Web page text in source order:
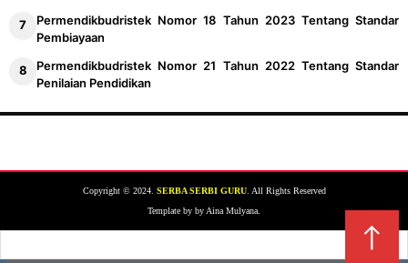
Permendikbudristek Nomor 18 Tahun 2023 Tentang Standar
Pembiayaan
Permendikbudristek Nomor 21 Tahun 2022 Tentang Standar
Penilaian Pendidikan
Copyright © 2024. SERBA SERBI GURU. All Rights Reserved
Template by by Aina Mulyana.
↑